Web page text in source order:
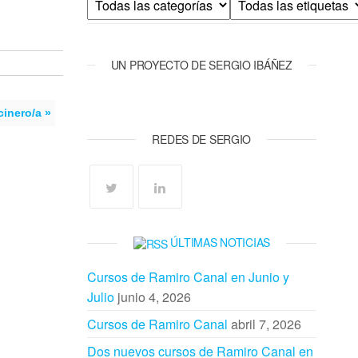
a »
UN PROYECTO DE SERGIO IBÁÑEZ
REDES DE SERGIO
ÚLTIMAS NOTICIAS
Cursos de Ramiro Canal en Junio y
Julio junio 4, 2026
Cursos de Ramiro Canal abril 7, 2026
Dos nuevos cursos de Ramiro Canal en